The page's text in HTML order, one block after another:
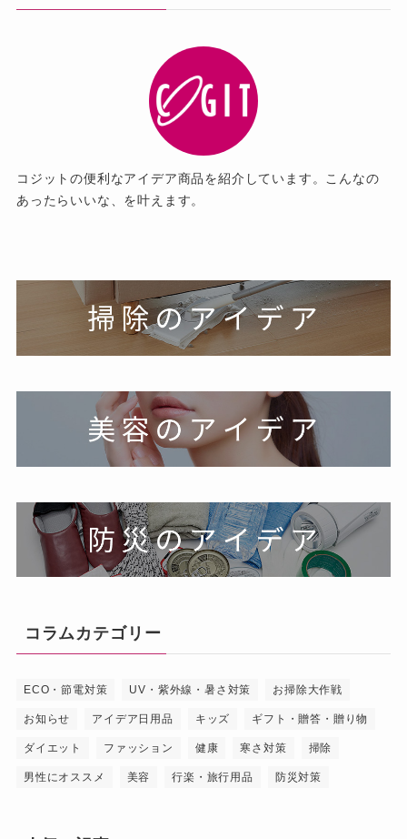
コジットの便利なアイデア商品を紹介しています。こんなの
あったらいいな、を叶えます。
コラムカテゴリー
ECO・節電対策 UV・紫外線・暑さ対策 お掃除大作戦
お知らせ アイデア日用品 キッズ ギフト・贈答・贈り物
ダイエット ファッション 健康 寒さ対策 掃除
男性にオススメ 美容 行楽・旅行用品 防災対策